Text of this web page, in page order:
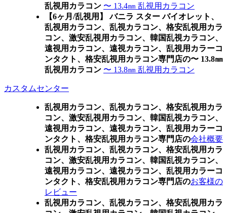
乱視用カラコン 〜 13.4㎜ 乱視用カラコン
【6ヶ月/乱視用】 バニラ スター バイオレット、
乱視用カラコン、乱視カラコン、格安乱視用カラ
コン、激安乱視用カラコン、韓国乱視カラコン、
遠視用カラコン、遠視カラコン、乱視用カラーコ
ンタクト、格安乱視用カラコン専門店の〜 13.8㎜
乱視用カラコン 〜 13.8㎜ 乱視用カラコン
カスタムセンター
乱視用カラコン、乱視カラコン、格安乱視用カラ
コン、激安乱視用カラコン、韓国乱視カラコン、
遠視用カラコン、遠視カラコン、乱視用カラーコ
ンタクト、格安乱視用カラコン専門店の会社概要
乱視用カラコン、乱視カラコン、格安乱視用カラ
コン、激安乱視用カラコン、韓国乱視カラコン、
遠視用カラコン、遠視カラコン、乱視用カラーコ
ンタクト、格安乱視用カラコン専門店のお客様の
レビュー
乱視用カラコン、乱視カラコン、格安乱視用カラ